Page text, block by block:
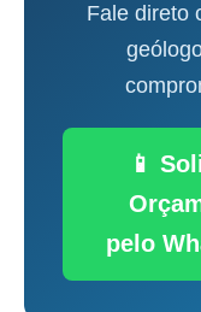
Fale direto
📱
pelo